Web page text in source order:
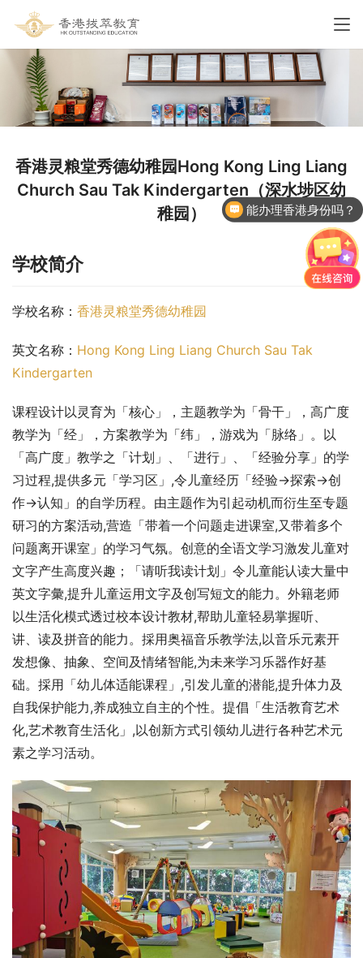
香港灵粮堂秀德幼稚园Hong Kong Ling Liang
Church Sau Tak Kindergarten（深水埗区幼
稚园）
学校简介
学校名称： 香港灵粮堂秀德幼稚园
英文名称： Hong Kong Ling Liang Church Sau Tak
Kindergarten
课程设计以灵育为「核心」，主题教学为「骨干」，高广度
教学为「经」，方案教学为「纬」，游戏为「脉络」。以
「高广度」教学之「计划」、「进行」、「经验分享」的学
习过程,提供多元「学习区」,令儿童经历「经验→探索→创
作→认知」的自学历程。由主题作为引起动机而衍生至专题
研习的方案活动,营造「带着一个问题走进课室,又带着多个
问题离开课室」的学习气氛。创意的全语文学习激发儿童对
文字产生高度兴趣；「请听我读计划」令儿童能认读大量中
英文字彙,提升儿童运用文字及创写短文的能力。外籍老师
以生活化模式透过校本设计教材,帮助儿童轻易掌握听、
讲、读及拼音的能力。採用奥福音乐教学法,以音乐元素开
发想像、抽象、空间及情绪智能,为未来学习乐器作好基
础。採用「幼儿体适能课程」,引发儿童的潜能,提升体力及
自我保护能力,养成独立自主的个性。提倡「生活教育艺术
化,艺术教育生活化」,以创新方式引领幼儿进行各种艺术元
素之学习活动。
能办理香港身份吗？